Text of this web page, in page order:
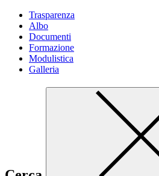
Trasparenza
Albo
Documenti
Formazione
Modulistica
Galleria